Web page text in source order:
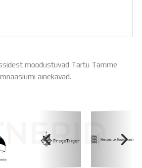
moodustuvad Tartu Tamme
ainekavad.